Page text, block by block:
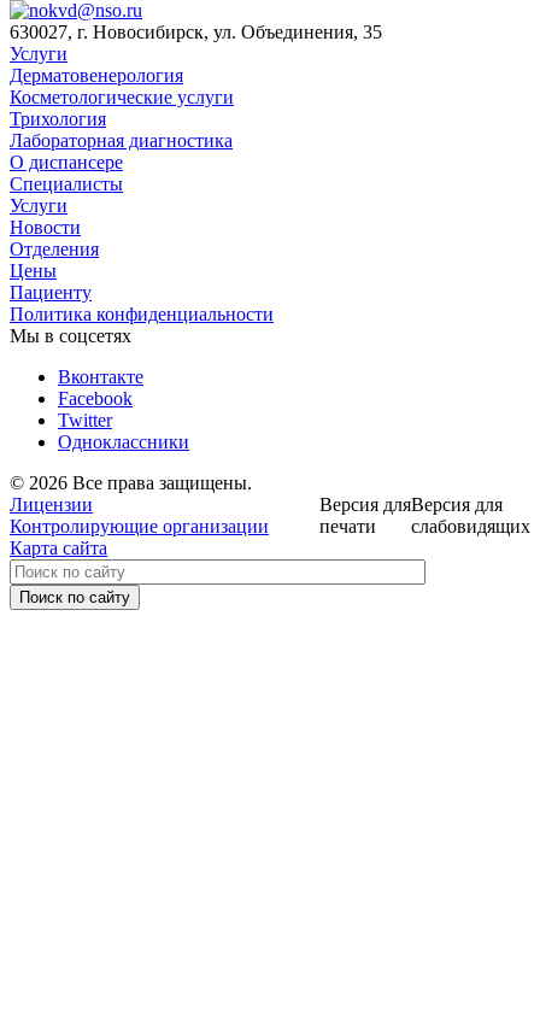
630027, г. Новосибирск, ул. Объединения, 35
Услуги
Дерматовенерология
Косметологические услуги
Трихология
Лабораторная диагностика
О диспансере
Специалисты
Услуги
Новости
Отделения
Цены
Пациенту
Политика конфиденциальности
Мы в соцсетях
Вконтакте
Facebook
Twitter
Одноклассники
© 2026 Все права защищены.
Версия для
слабовидящих
Версия для
печати
Лицензии
Контролирующие организации
Карта сайта
Поиск по сайту